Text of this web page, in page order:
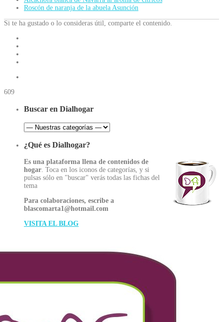
Roscón de naranja de la abuela Asunción
Si te ha gustado o lo consideras útil, comparte el contenido.
609
Buscar en Dialhogar
¿Qué es Dialhogar?
Es una plataforma llena de contenidos de
hogar. Toca en los iconos de categorías, y si
pulsas sólo en "buscar" verás todas las fichas del
tema
Para colaboraciones, escribe a
blascomarta1@hotmail.com
VISITA EL BLOG